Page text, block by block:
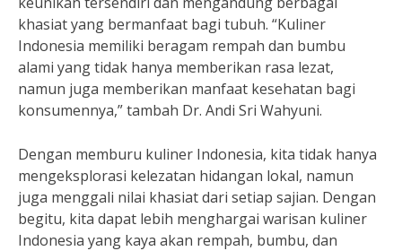
khasiat yang bermanfaat bagi tubuh. “Kuliner
Indonesia memiliki beragam rempah dan bumbu
alami yang tidak hanya memberikan rasa lezat,
namun juga memberikan manfaat kesehatan bagi
konsumennya,” tambah Dr. Andi Sri Wahyuni.
Dengan memburu kuliner Indonesia, kita tidak hanya
mengeksplorasi kelezatan hidangan lokal, namun
juga menggali nilai khasiat dari setiap sajian. Dengan
begitu, kita dapat lebih menghargai warisan kuliner
Indonesia yang kaya akan rempah, bumbu, dan